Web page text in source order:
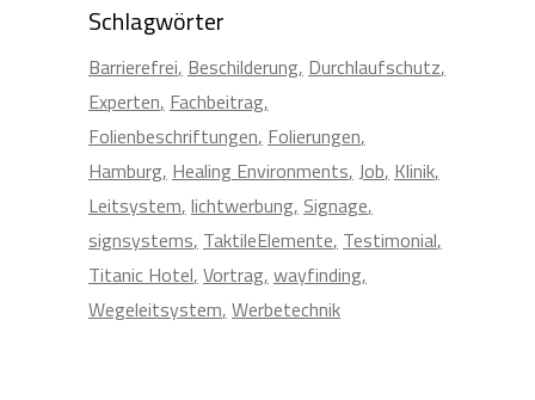
Schlagwörter
Barrierefrei Beschilderung Durchlaufschutz
Experten Fachbeitrag
Folienbeschriftungen Folierungen
Hamburg Healing Environments Job Klinik
Leitsystem lichtwerbung Signage
signsystems TaktileElemente Testimonial
Titanic Hotel Vortrag wayfinding
Wegeleitsystem Werbetechnik